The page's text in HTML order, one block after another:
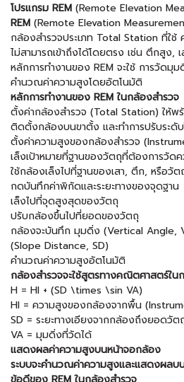
โปรแกรม REM (Remote Elevation
REM (Remote Elevation
กล้องสำรวจประเภท Total Station ที่ใ
ไม่สามารถเข้าถึงได้โดยตรง เช่น ตึกสูง,
หลักการทำงานของ REM จะใช้ การวัดมุม
คำนวณค่าความสูงโดยอัตโนมัติ
หลักการทำงานของ REM ในกล้องสำรวจ
ตั้งค่ากล้องสำรวจ (Total Station) ให้พ
ติดตั้งกล้องบนขาตั้ง และทำการปรับระดับ
ตั้งค่าความสูงของกล้องสำรวจ
เล็งเป้าหมายที่ฐานของวัตถุที่ต้องการวัด
ใช้กล้องเล็งไปที่ฐานของเสา, ตึก, หรือวั
กดบันทึกค่าพิกัดและระยะทางของจุดฐาน
เล็งไปที่จุดสูงสุดของวัตถุ
ปรับกล้องขึ้นไปที่ยอดของวัตถุ
กล้องจะบันทึก มุมดิ่ง (Vertical Angle,
(Slope Distance, SD)
คำนวณค่าความสูงอัตโนมัติ
กล้องสำรวจจะใช้สูตรทางคณิตศาสตร์ใน
H = HI + (SD \times \sin VA)
HI = ความสูงของกล้องจากพื้น
SD = ระยะทางเอียงจากกล้องถึงยอดวั
VA = มุมดิ่งที่วัดได้
แสดงผลค่าความสูงบนหน้าจอกล้อง
ระบบจะคำนวณค่าความสูงและแสดงผล